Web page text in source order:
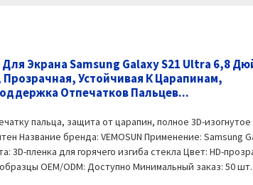
Экрана Samsung Galaxy S21 Ultra 6,8
Прозрачная, Устойчивая К Царапинам,
Отпечатков Пальцев...
пальца, защита от царапин, полное 3D-
Название бренда: VEMOSUN Применение: Samsung
3D-пленка для горячего изгиба стекла Цвет: HD-
OEM/ODM: Доступно Минимальный заказ: 50